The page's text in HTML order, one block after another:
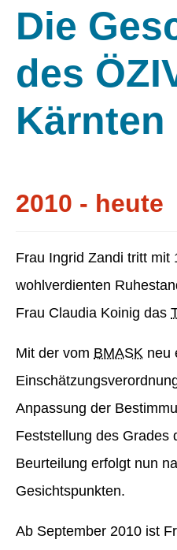
Die
des
Kärnten
2010 - heute
Frau Ingrid Zandi tritt mit
wohlverdienten
Frau Claudia Koinig das
Mit der vom BMASK neu
Anpassung der
Feststellung des Grades
Beurteilung erfolgt nun
Gesichtspunkten.
Ab September 2010 ist